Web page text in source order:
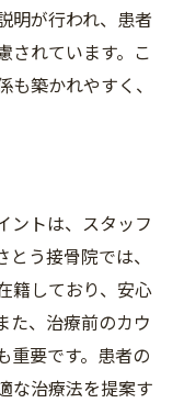
明が行われ、患者
されています。こ
築かれやすく、
ントは、スタッフ
う接骨院では、
籍しており、安心
た、治療前のカウ
重要です。患者の
な治療法を提案す